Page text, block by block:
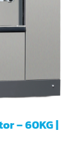
– 60KG |